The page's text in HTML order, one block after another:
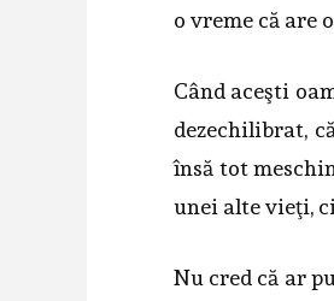
o vreme că are
Când aceşti
dezechilibrat,
însă tot
unei alte vieţi,
Nu cred că ar